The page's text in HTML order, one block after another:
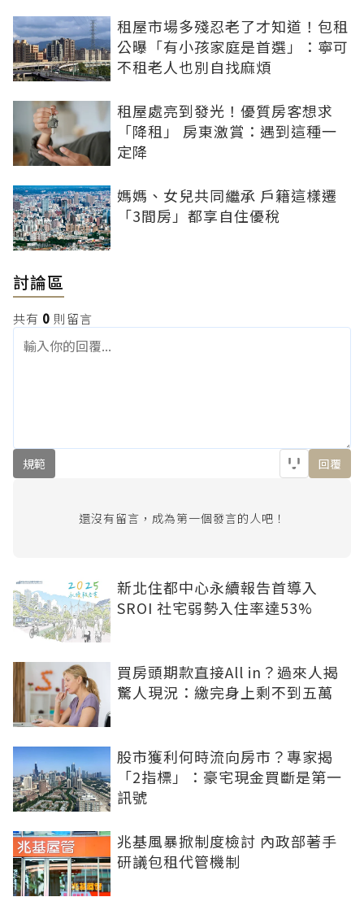
租屋市場多殘忍老了才知道！包租
公曝「有小孩家庭是首選」：寧可
不租老人也別自找麻煩
租屋處亮到發光！優質房客想求
「降租」 房東激賞：遇到這種一
定降
媽媽、女兒共同繼承 戶籍這樣遷
「3間房」都享自住優稅
討論區
共有 0 則留言
規範 回覆
還沒有留言，成為第一個發言的人吧！
新北住都中心永續報告首導入
SROI 社宅弱勢入住率達53%
買房頭期款直接All in？過來人揭
驚人現況：繳完身上剩不到五萬
股市獲利何時流向房市？專家揭
「2指標」：豪宅現金買斷是第一
訊號
兆基風暴掀制度檢討 內政部著手
研議包租代管機制